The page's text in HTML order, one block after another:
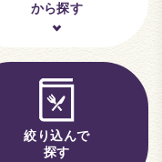
から探す
絞り込んで
探す